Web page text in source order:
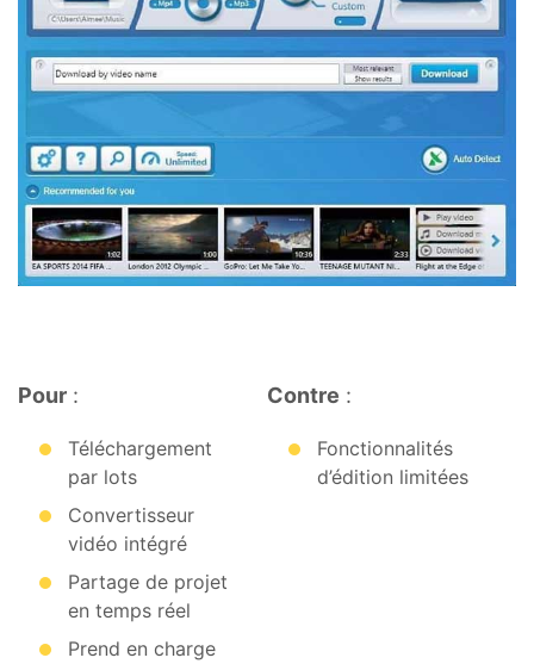
Pour :
Téléchargement
par lots
Convertisseur
vidéo intégré
Partage de projet
en temps réel
Prend en charge
Contre :
Fonctionnalités
d’édition limitées